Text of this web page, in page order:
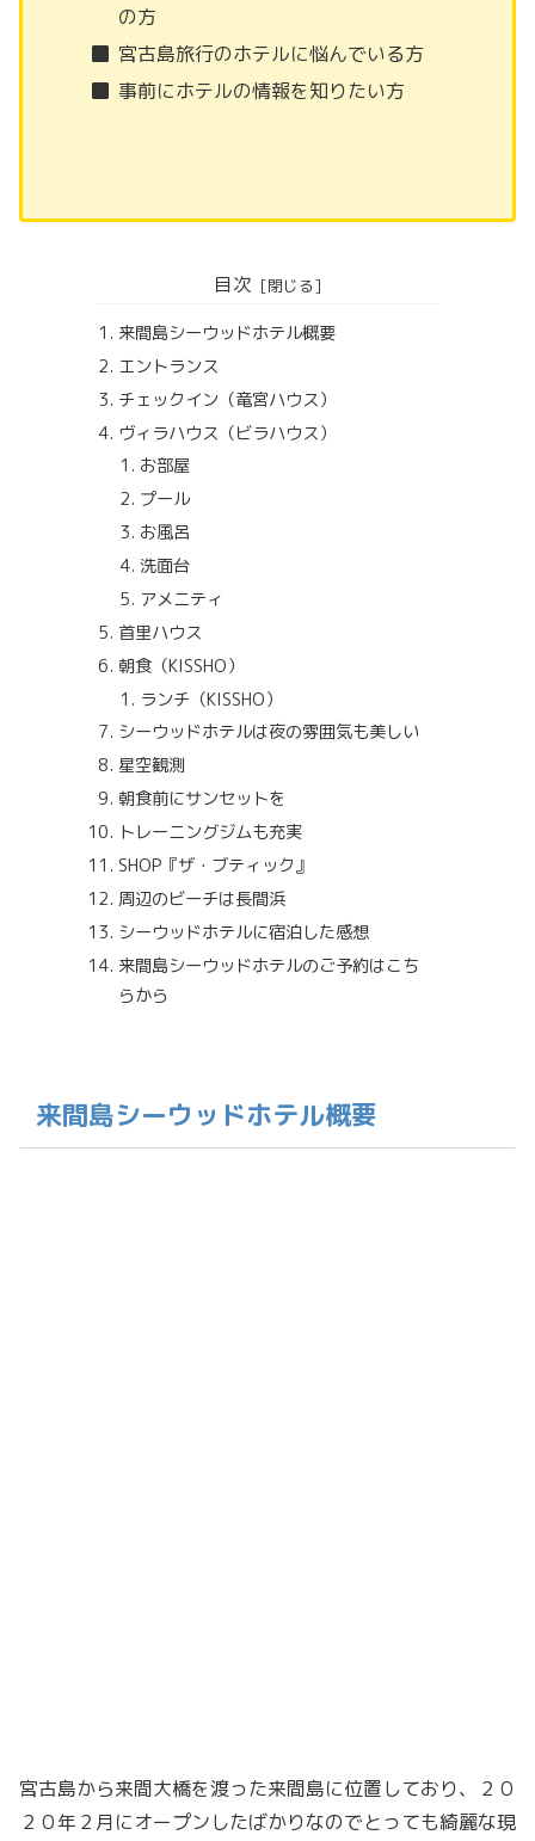
の方
宮古島旅行のホテルに悩んでいる方
事前にホテルの情報を知りたい方
目次
来間島シーウッドホテル概要
エントランス
チェックイン（竜宮ハウス）
ヴィラハウス（ビラハウス）
お部屋
プール
お風呂
洗面台
アメニティ
首里ハウス
朝食（KISSHO）
ランチ（KISSHO）
シーウッドホテルは夜の雰囲気も美しい
星空観測
朝食前にサンセットを
トレーニングジムも充実
SHOP『ザ・ブティック』
周辺のビーチは長間浜
シーウッドホテルに宿泊した感想
来間島シーウッドホテルのご予約はこち
らから
来間島シーウッドホテル概要
宮古島から来間大橋を渡った来間島に位置しており、２０
２０年２月にオープンしたばかりなのでとっても綺麗な現